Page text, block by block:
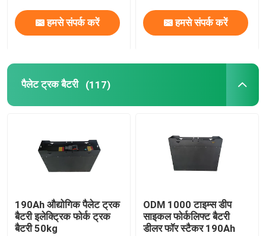
इलेक्ट्रिक फोर्कलिफ्ट लिथियम आयन बैटरी
पैलेट ट्रक बैटरी
इलेक्ट्रिक पैलेट जैक बैटरी
वेयरहाउस कार बैटरी
हमसे संपर्क करें हमसे संपर्क करें
पैलेट ट्रक बैटरी (117)
190Ah औद्योगिक पैलेट ट्रक
बैटरी इलेक्ट्रिक फोर्क ट्रक
बैटरी 50kg
ODM 1000 टाइम्स डीप
साइकल फोर्कलिफ्ट बैटरी
डीलर फॉर स्टैकर 190Ah